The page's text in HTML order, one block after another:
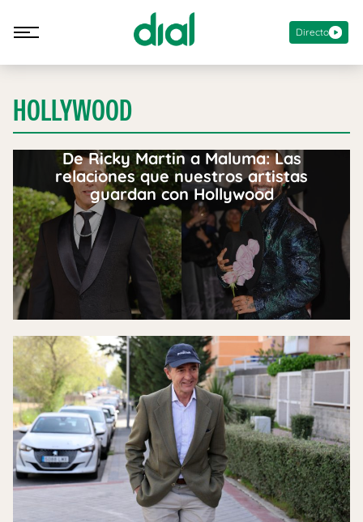
Directo
HOLLYWOOD
De Ricky Martin a Maluma: Las
relaciones que nuestros artistas
guardan con Hollywood